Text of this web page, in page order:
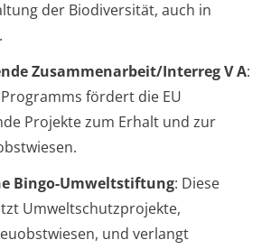
der Biodiversität, auch in
Zusammenarbeit/Interreg V A:
fördert die EU
Projekte zum Erhalt und zur
Bingo-Umweltstiftung: Diese
Umweltschutzprojekte,
und verlangt